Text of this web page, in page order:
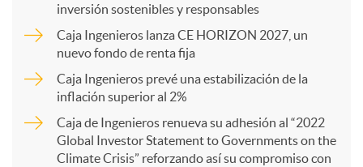
r
inversión sostenibles y responsables
Caja Ingenieros lanza CE HORIZON 2027, un
nuevo fondo de renta fija
Caja Ingenieros prevé una estabilización de la
inflación superior al 2%
Caja de Ingenieros renueva su adhesión al “2022
Global Investor Statement to Governments on the
Climate Crisis” reforzando así su compromiso con